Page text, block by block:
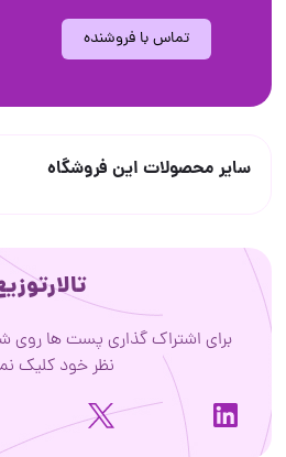
تماس با فروشنده
سایر محصولات این فروشگاه
برای اشتراک گذاری پست ها روی
نظر خود کلیک